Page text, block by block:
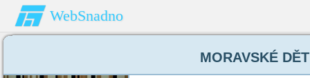
WebSnadno
MORAVSKÉ